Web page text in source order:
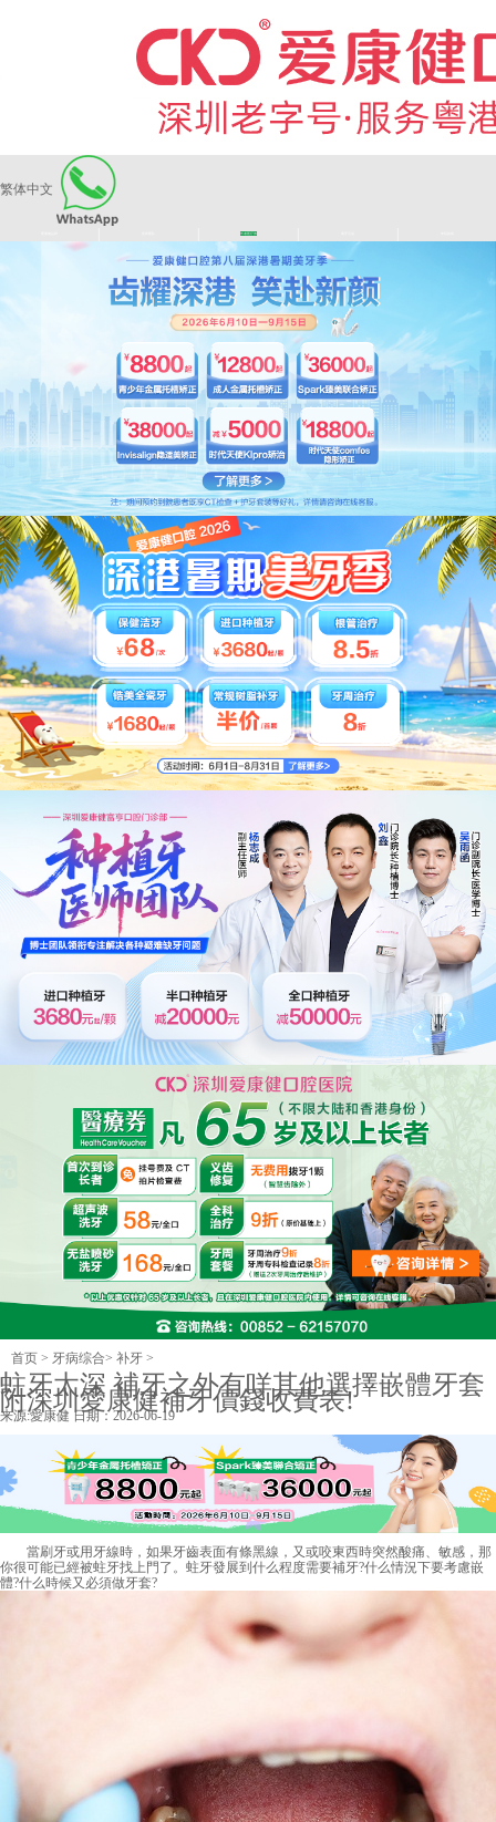
繁体中文
长者医疗券
首页 > 牙病综合> 补牙 >
蛀牙太深 補牙之外有咩其他選擇嵌體牙套
附深圳愛康健補牙價錢收費表!
来源:愛康健 日期：2026-06-19
當刷牙或用牙線時，如果牙齒表面有條黑線，又或咬東西時突然酸痛、敏感，那
你很可能已經被蛀牙找上門了。蛀牙發展到什么程度需要補牙?什么情況下要考慮嵌
體?什么時候又必須做牙套?